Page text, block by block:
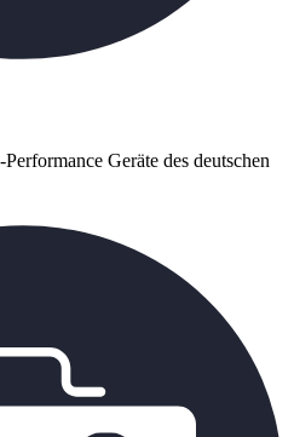
Geräte des deutschen